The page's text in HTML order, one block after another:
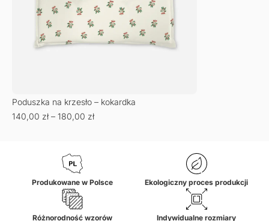
Poduszka na krzesło – kokardka
140,00 zł – 180,00 zł
Produkowane w Polsce Ekologiczny proces produkcji
Różnorodność wzorów Indywidualne rozmiary